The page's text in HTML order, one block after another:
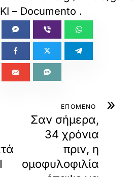
η εμφάνιση στο
επισκεψιμότητά τους και στη
κ.λπ.) μέσω backlink κοκ.
κάθε άρθρου, εικόνας ή
στους αρχικούς δημιουργούς
με τον Νόμο 2121/1993 και την
πραγματοποιείταιεντός των
παράθεσης
Ν. 2121/1993),
αποκλειστικά για
, με αυτόματη εμφάνιση της πηγής